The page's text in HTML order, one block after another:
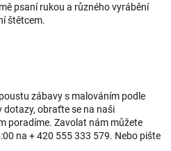
psaní rukou a různého vyrábění
štětcem.
zábavy s malováním podle
dotazy, obraťte se na naši
poradíme. Zavolat nám můžete
na + 420 555 333 579. Nebo pište